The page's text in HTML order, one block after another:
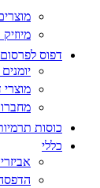
דפוס
מוצרי
כוסות
כללי
הדפסה